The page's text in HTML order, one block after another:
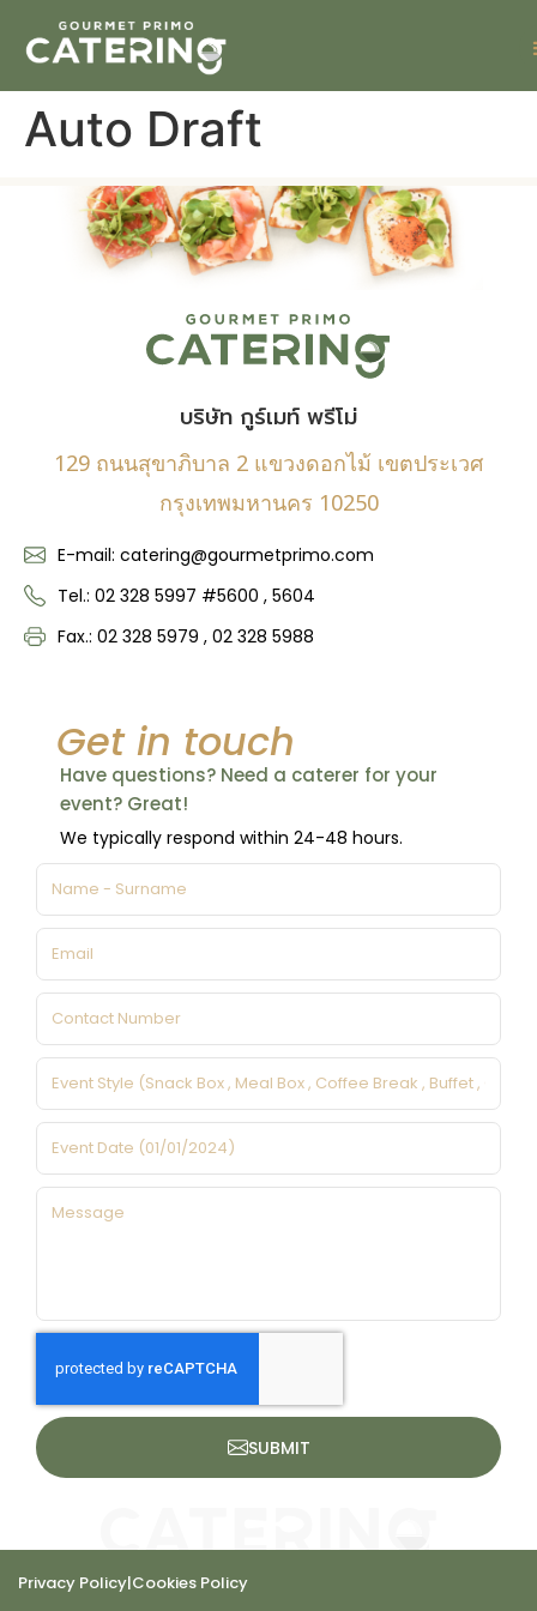
Auto Draft
บริษัท กูร์เมท์ พรีโม่
129 ถนนสุขาภิบาล 2 แขวงดอกไม้ เขตประเวศ
กรุงเทพมหานคร 10250
E-mail: catering@gourmetprimo.com
Tel.: 02 328 5997 #5600 , 5604
Fax.: 02 328 5979 , 02 328 5988
Get in touch
Have questions? Need a caterer for your
event? Great!
We typically respond within 24-48 hours.
SUBMIT
Privacy Policy|Cookies Policy